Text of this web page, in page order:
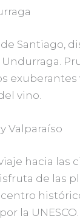
de Santiago,
vino.
Valparaíso
hacia las
de las
la UNESCO.